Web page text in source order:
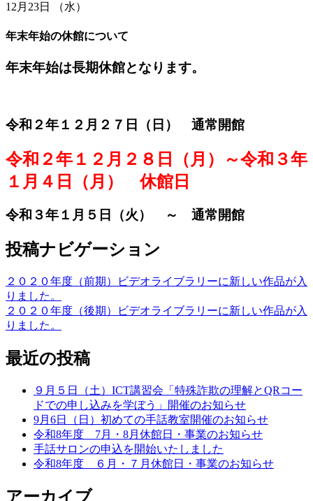
12月23日 （水）
年末年始の休館について
年末年始は長期休館となります。
令和２年１２月２７日（日） 通常開館
令和２年１２月２８日（月）～令和３年
１月４日（月） 休館日
令和３年１月５日（火） ～ 通常開館
投稿ナビゲーション
２０２０年度（前期）ビデオライブラリーに新しい作品が入
りました。
２０２０年度（後期）ビデオライブラリーに新しい作品が入
りました。
最近の投稿
９月５日（土）ICT講習会「特殊詐欺の理解とQRコー
ドでの申し込みを学ぼう」開催のお知らせ
9月6日（日）初めての手話教室開催のお知らせ
令和8年度 7月・8月休館日・事業のお知らせ
手話サロンの申込を開始いたしました
令和8年度 ６月・７月休館日・事業のお知らせ
アーカイブ